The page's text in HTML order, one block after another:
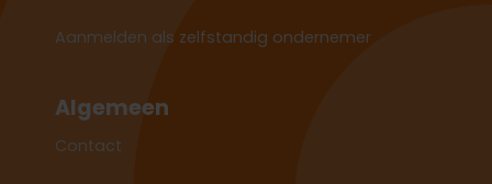
Aanmelden als zelfstandig ondernemer
Algemeen
Contact